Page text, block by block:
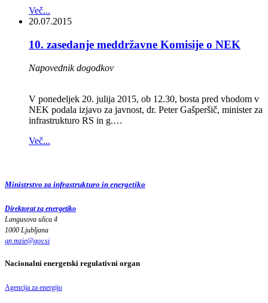
Več...
20.07.2015
10. zasedanje meddržavne Komisije o NEK
Napovednik dogodkov
V ponedeljek 20. julija 2015, ob 12.30, bosta pred vhodom v
NEK podala izjavo za javnost, dr. Peter Gašperšič, minister za
infrastrukturo RS in g.…
Več...
Ministrstvo za infrastrukturo in energetiko
Direktorat za energetiko
Langusova ulica 4
1000 Ljubljana
gp.mzie@gov.si
Nacionalni energetski regulativni organ
Agencija za energijo